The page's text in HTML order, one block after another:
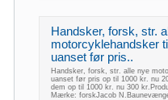
Handsker, forsk, str.
motorcyklehandsker
uanset før pris..
Handsker, forsk, str. alle nye
uanset før pris op til 1000 kr. nu
dem op til 1000 kr. nu 300
Mærke: forskJacob